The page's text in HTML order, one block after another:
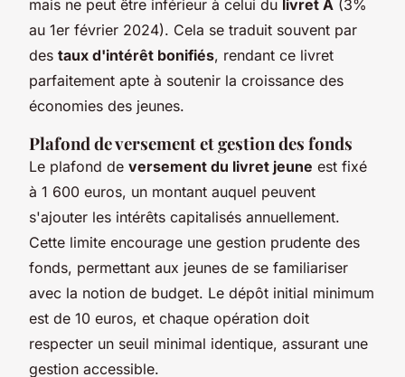
mais ne peut être inférieur à celui du livret A (3%
au 1er février 2024). Cela se traduit souvent par
des taux d'intérêt bonifiés, rendant ce livret
parfaitement apte à soutenir la croissance des
économies des jeunes.
Plafond de versement et gestion des fonds
Le plafond de versement du livret jeune est fixé
à 1 600 euros, un montant auquel peuvent
s'ajouter les intérêts capitalisés annuellement.
Cette limite encourage une gestion prudente des
fonds, permettant aux jeunes de se familiariser
avec la notion de budget. Le dépôt initial minimum
est de 10 euros, et chaque opération doit
respecter un seuil minimal identique, assurant une
gestion accessible.